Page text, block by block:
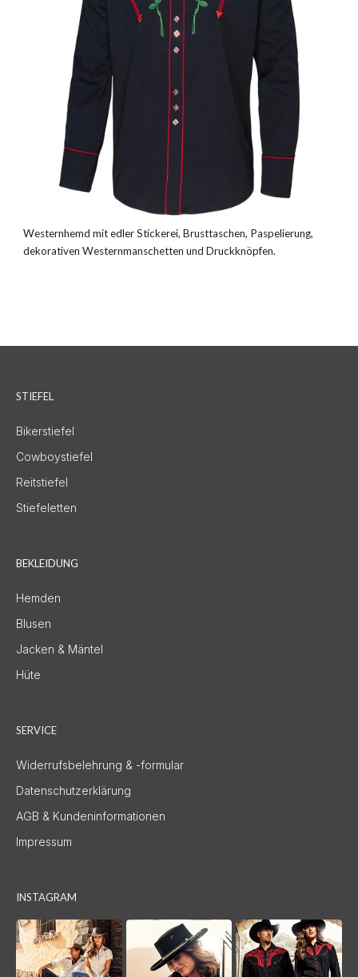
Westernhemd mit edler Stickerei, Brusttaschen, Paspelierung,
dekorativen Westernmanschetten und Druckknöpfen.
STIEFEL
Bikerstiefel
Cowboystiefel
Reitstiefel
Stiefeletten
BEKLEIDUNG
Hemden
Blusen
Jacken & Mäntel
Hüte
SERVICE
Widerrufsbelehrung & -formular
Datenschutzerklärung
AGB & Kundeninformationen
Impressum
INSTAGRAM